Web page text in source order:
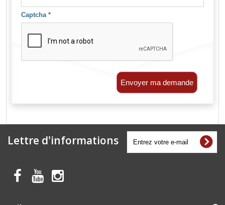
Captcha *
Envoyer ma demande
Lettre d'informations